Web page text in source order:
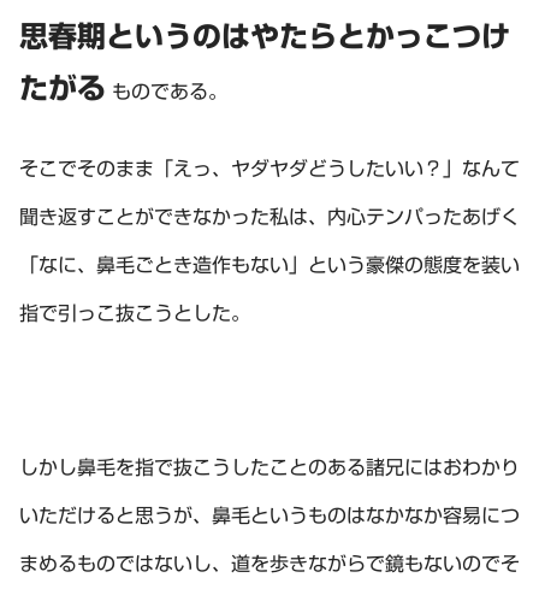
思春期というのはやたらとかっこつけ
たがる ものである。
そこでそのまま「えっ、ヤダヤダどうしたいい？」なんて
聞き返すことができなかった私は、内心テンパったあげく
「なに、鼻毛ごとき造作もない」という豪傑の態度を装い
指で引っこ抜こうとした。
しかし鼻毛を指で抜こうしたことのある諸兄にはおわかり
いただけると思うが、鼻毛というものはなかなか容易につ
まめるものではないし、道を歩きながらで鏡もないのでそ